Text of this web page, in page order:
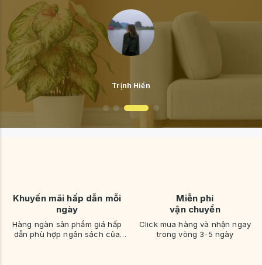
Lê Thuỳ Dương
Khuyến mãi hấp dẫn mỗi
ngày
Hàng ngàn sản phẩm giá hấp
dẫn phù hợp ngân sách của
Miễn phí
vận chuyển
Click mua hàng và nhận ngay
trong vòng 3-5 ngày